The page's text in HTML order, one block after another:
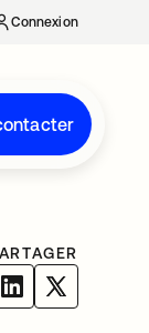
Connexion